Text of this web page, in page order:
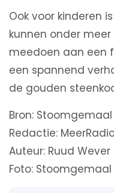
Ook voor kinderen
kunnen onder
meedoen aan een
een spannend
de gouden
Bron:
Redactie:
Auteur: Ruud Wever
Foto: